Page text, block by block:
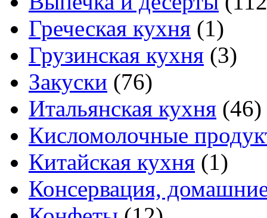
Греческая кухня (1)
Грузинская кухня (3)
Закуски (76)
Итальянская кухня (46)
Кисломолочные
Китайская кухня (1)
Консервация,